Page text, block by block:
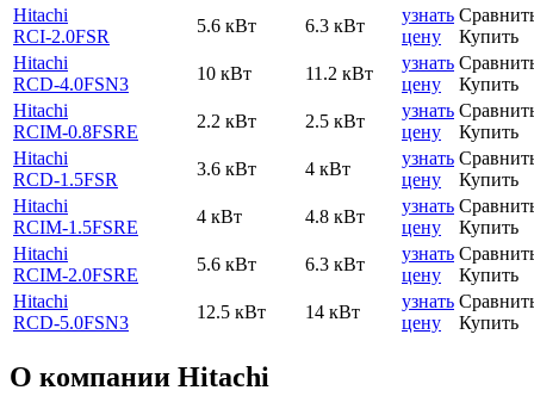
Hitachi
RCI-2.0FSR
5.6 кВт 6.3 кВт
узнать
цену
Купить
Hitachi
RCD-4.0FSN3
10 кВт 11.2 кВт
узнать
цену
Купить
Hitachi
RCIM-0.8FSRE
2.2 кВт 2.5 кВт
узнать
цену
Купить
Hitachi
RCD-1.5FSR
3.6 кВт 4 кВт
узнать
цену
Купить
Hitachi
RCIM-1.5FSRE
4 кВт 4.8 кВт
узнать
цену
Купить
Hitachi
RCIM-2.0FSRE
5.6 кВт 6.3 кВт
узнать
цену
Купить
Hitachi
RCD-5.0FSN3
12.5 кВт 14 кВт
узнать
цену
Купить
О компании Hitachi